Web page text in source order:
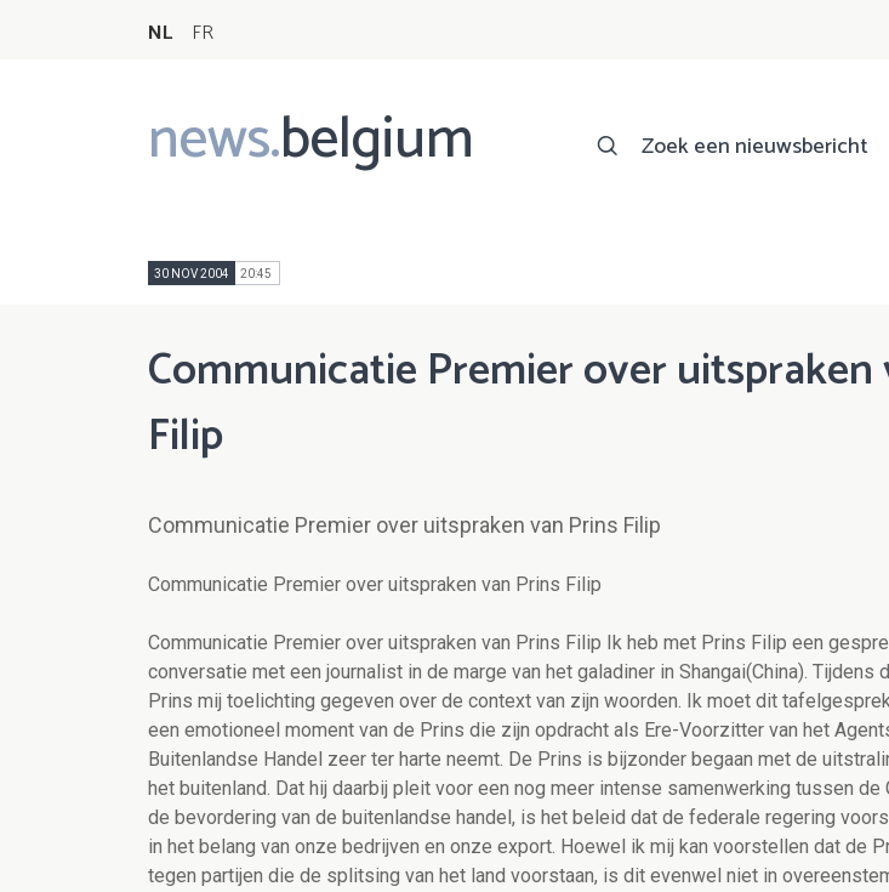
NL FR
news.belgium
Main
navigation
Zoek een nieuwsbericht
30 NOV 2004 20:45
Communicatie Premier over uitspraken
Filip
Communicatie Premier over uitspraken van Prins Filip
Communicatie Premier over uitspraken van Prins Filip
Communicatie Premier over uitspraken van Prins Filip Ik heb met Prins Filip een
conversatie met een journalist in de marge van het galadiner in Shangai(China). Tijdens
Prins mij toelichting gegeven over de context van zijn woorden. Ik moet dit
een emotioneel moment van de Prins die zijn opdracht als Ere-Voorzitter van het
Buitenlandse Handel zeer ter harte neemt. De Prins is bijzonder begaan met de
het buitenland. Dat hij daarbij pleit voor een nog meer intense samenwerking tussen de
de bevordering van de buitenlandse handel, is het beleid dat de federale regering
in het belang van onze bedrijven en onze export. Hoewel ik mij kan voorstellen dat de
tegen partijen die de splitsing van het land voorstaan, is dit evenwel niet in